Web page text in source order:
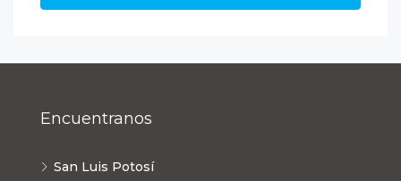
Encuentranos
San Luis Potosí